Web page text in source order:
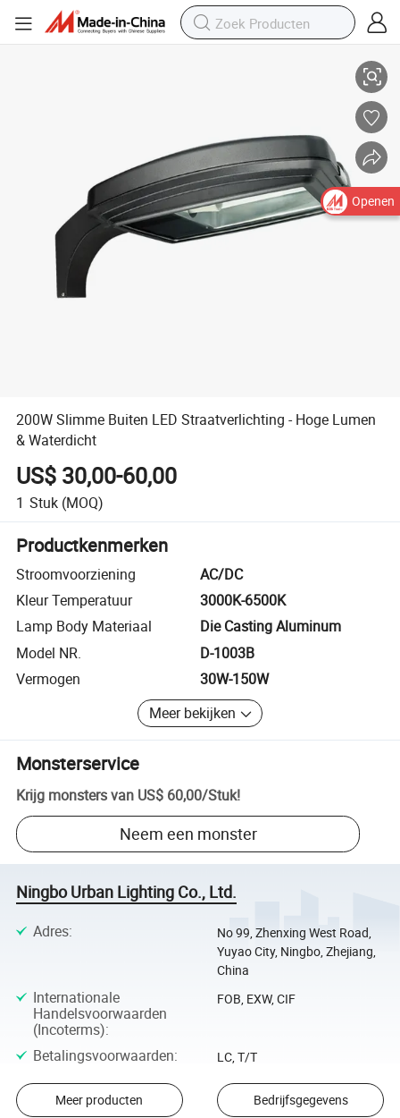
200W Slimme Buiten LED Straatverlichting - Hoge Lumen
& Waterdicht
US$ 30,00-60,00
1 Stuk (MOQ)
Productkenmerken
Stroomvoorziening
AC/DC
Kleur Temperatuur
3000K-6500K
Lamp Body Materiaal
Die Casting Aluminum
Model NR.
D-1003B
Vermogen
30W-150W
Meer bekijken
Monsterservice
Krijg monsters van US$ 60,00/Stuk!
Neem een monster
Ningbo Urban Lighting Co., Ltd.
Adres:
No 99, Zhenxing West Road,
Yuyao City, Ningbo, Zhejiang,
China
Internationale
Handelsvoorwaarden
(Incoterms):
FOB, EXW, CIF
Betalingsvoorwaarden: LC, T/T
Meer producten Bedrijfsgegevens
Openen